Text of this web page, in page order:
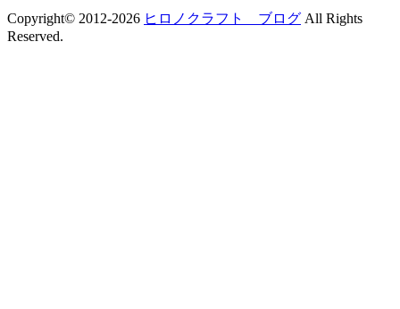
Copyright© 2012-2026 ヒロノクラフト ブログ All Rights
Reserved.